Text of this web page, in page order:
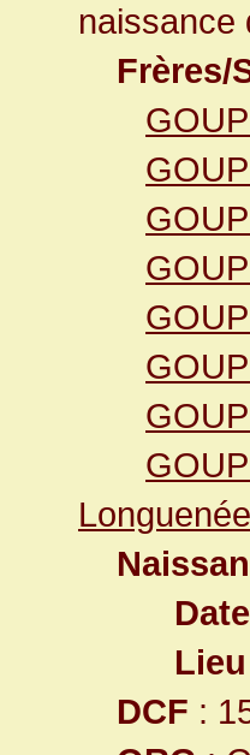
naissance
Frères/
Date
Lieu
DCF :